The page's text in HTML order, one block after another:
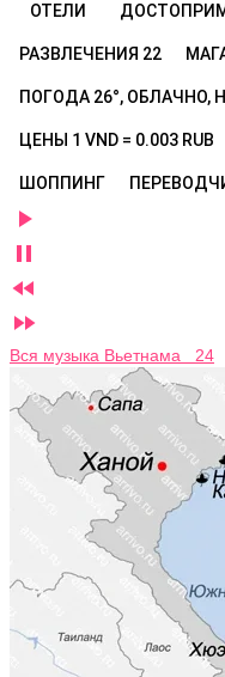
ОТЕЛИ
РАЗВЛЕЧЕНИЯ 22
ПОГОДА 26°,
ЦЕНЫ 1 VND = 0.003 RUB
ШОППИНГ




Вся музыка Вьетнама 24